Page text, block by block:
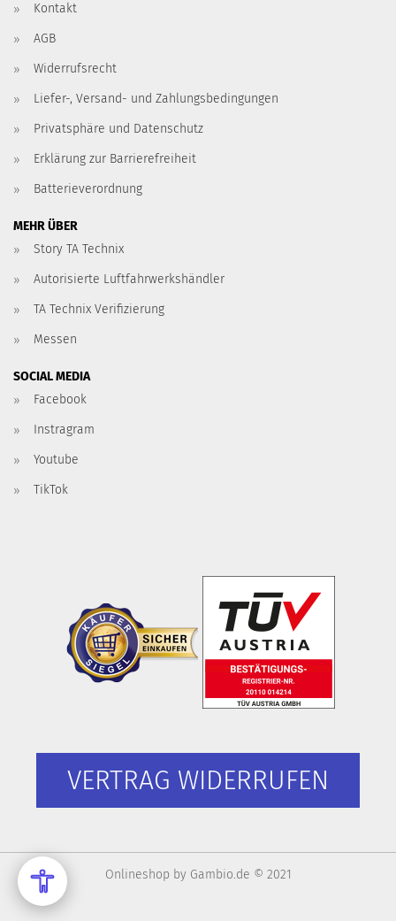
Kontakt
AGB
Widerrufsrecht
Liefer-, Versand- und Zahlungsbedingungen
Privatsphäre und Datenschutz
Erklärung zur Barrierefreiheit
Batterieverordnung
MEHR ÜBER
Story TA Technix
Autorisierte Luftfahrwerkshändler
TA Technix Verifizierung
Messen
SOCIAL MEDIA
Facebook
Instragram
Youtube
TikTok
VERTRAG WIDERRUFEN
Onlineshop by Gambio.de © 2021